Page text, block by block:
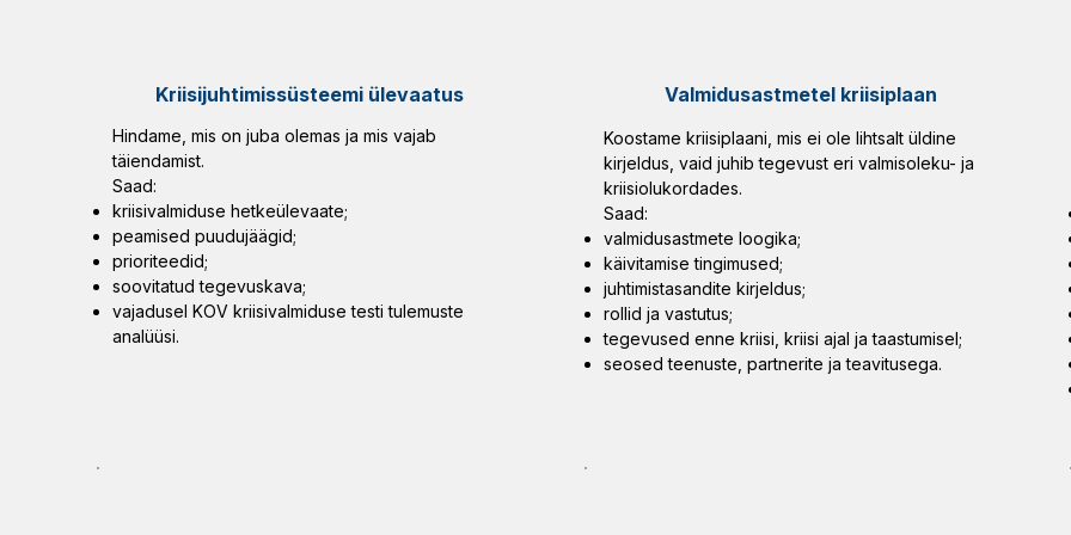
Kriisijuhtimissüsteemi ülevaatus
Hindame, mis on juba olemas ja mis vajab
täiendamist.
Saad:
kriisivalmiduse hetkeülevaate;
peamised puudujäägid;
prioriteedid;
soovitatud tegevuskava;
vajadusel KOV kriisivalmiduse testi tulemuste
analüüsi.
Valmidusastmetel kriisiplaan
Koostame kriisiplaani, mis ei ole lihtsalt üldine
kirjeldus, vaid juhib tegevust eri valmisoleku- ja
kriisiolukordades.
Saad:
valmidusastmete loogika;
käivitamise tingimused;
juhtimistasandite kirjeldus;
rollid ja vastutus;
tegevused enne kriisi, kriisi ajal ja taastumisel;
seosed teenuste, partnerite ja teavitusega.